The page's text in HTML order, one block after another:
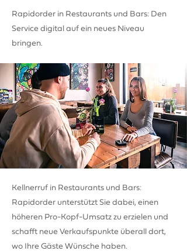
Rapidorder in Restaurants und Bars: Den
Service digital auf ein neues Niveau
bringen.
Kellnerruf in Restaurants und Bars:
Rapidorder unterstützt Sie dabei, einen
höheren Pro-Kopf-Umsatz zu erzielen und
schafft neue Verkaufspunkte überall dort,
wo Ihre Gäste Wünsche haben.